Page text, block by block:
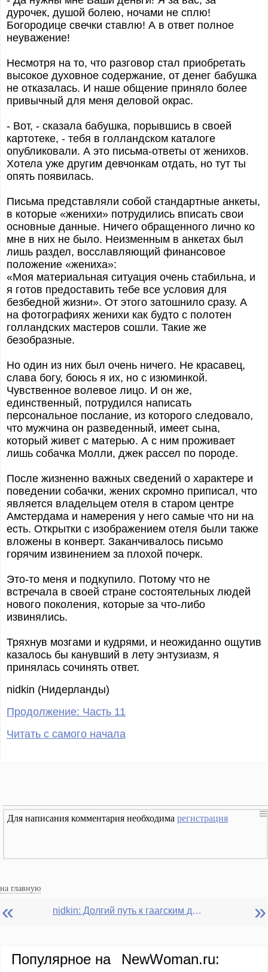
дурочек, душой болею, ночами не сплю!
Богородице свечки ставлю! А в ответ полное
неуважение!
Несмотря на то, что разговор стал приобретать
высокое духовное содержание, от денег бабушка
не отказалась. И наше общение приняло более
привычный для меня деловой окрас.
- Вот, - сказала бабушка, порывшись в своей
картотеке, - тебя в голландском каталоге
опубликовали. А это письма-ответы от женихов.
Хотела уже другим девчонкам отдать, но тут ты
опять появилась.
Письма представляли собой стандартные анкеты,
в которые «женихи» потрудились вписать свои
основные данные. Ничего обращенного лично ко
мне в них не было. Неизменным в анкетах был
лишь раздел, восславляющий финансовое
положение «жениха»:
«Моя материальная ситуация очень стабильна, и
я готов предоставить тебе все условия для
безбедной жизни». От этого затошнило сразу. А
на фотографиях женихи как будто с полотен
голландских мастеров сошли. Такие же
безобразные.
Но один из них был очень ничего. Не красавец,
слава богу, боюсь я их, но с изюминкой.
Чувственное волевое лицо. И он же,
единственный, потрудился написать
персональное послание, из которого следовало,
что мужчина он разведенный, имеет сына,
который живет с матерью. А с ним проживает
лишь собачка Молли, джек рассел по породе.
После жизненно важных сведений о характере и
поведении собачки, жених скромно приписал, что
является владельцем отеля в старом центре
Амстердама и намерения у него самые что ни на
есть. Открытки с изображением отеля были также
вложены в конверт. Заканчивалось письмо
горячим извинением за плохой почерк.
Это-то меня и подкупило. Потому что не
встречала в своей стране состоятельных людей
нового поколения, которые за что-либо
извинялись.
Тряхнув мозгами и кудрями, и неожиданно ощутив
казалось бы канувший в лету энтузиазм, я
принялась сочинять ответ.
nidkin (Нидерланды)
Продолжение: Часть 11
Читать с самого начала
Для написания комментария необходима регистрация
на главную
« nidkin: Долгий путь к гаагским дюнам. Продолжение. Часть 10 »
Популярное на NewWoman.ru: